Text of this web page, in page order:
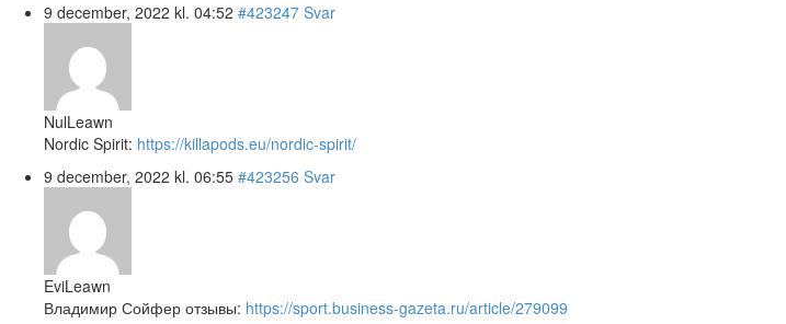
9 december, 2022 kl. 04:52 #423247 Svar
NulLeawn
Nordic Spirit: https://killapods.eu/nordic-spirit/
9 december, 2022 kl. 06:55 #423256 Svar
EviLeawn
Владимир Сойфер отзывы: https://sport.business-gazeta.ru/article/279099